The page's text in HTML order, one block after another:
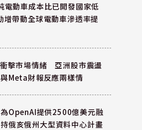
電動車成本比已開發國家低
增帶動全球電動車滲透率提
擊市場情緒 亞洲股市震盪
Meta財報反應兩樣情
OpenAI提供2500億美元融
俄亥俄州大型資料中心計畫